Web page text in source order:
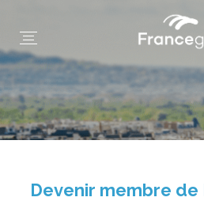
Devenir membre de